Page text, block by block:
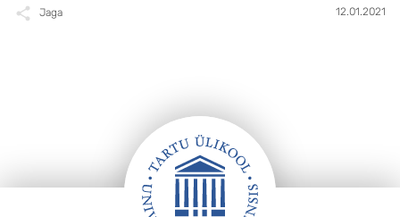
Jaga 12.01.2021